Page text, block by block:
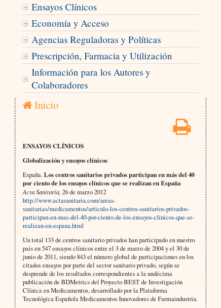
Ensayos Clínicos
Economía y Acceso
Agencias Reguladoras y Políticas
Prescripción, Farmacia y Utilización
Información para los Autores y
Colaboradores
Inicio
ENSAYOS CLÍNICOS
Globalización y ensayos clínicos
España.Los centros sanitarios privados participan en más del 40
por ciento de los ensayos clínicos que se realizan en España
Acta Sanitaria, 26 de marzo 2012
http://www.actasanitaria.com/areas-
sanitarias/medicamentos/articulo-los-centros-sanitarios-privados-
participan-en-mas-del-40-por-ciento-de-los-ensayos-clinicos-que-se-
realizan-en-espana.html
Un total 133 de centros sanitario privados han participado en nuestro
país en 547 ensayos clínicos entre el 3 de marzo de 2004 y el 30 de
junio de 2011, siendo 843 el número global de participaciones en los
citados ensayos por parte del sector sanitario privado, según se
desprende de los resultados correspondientes a la undécima
publicación de BDMetrics del Proyecto BEST de Investigación
Clínica en Medicamentos, desarrollado por la Plataforma
Tecnológica Española Medicamentos Innovadores de Farmaindustria.